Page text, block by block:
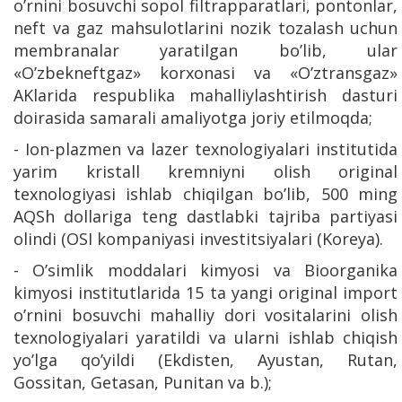
o’rnini bosuvchi sopol filtrapparatlari, pontonlar,
neft va gaz mahsulotlarini nozik tozalash uchun
membranalar yaratilgan bo’lib, ular
«O’zbekneftgaz» korxonasi va «O’ztransgaz»
AKlarida respublika mahalliylashtirish dasturi
doirasida samarali amaliyotga joriy etilmoqda;
- Ion-plazmen va lazer texnologiyalari institutida
yarim kristall kremniyni olish original
texnologiyasi ishlab chiqilgan bo’lib, 500 ming
AQSh dollariga teng dastlabki tajriba partiyasi
olindi (OSI kompaniyasi investitsiyalari (Koreya).
- O’simlik moddalari kimyosi va Bioorganika
kimyosi institutlarida 15 ta yangi original import
o’rnini bosuvchi mahalliy dori vositalarini olish
texnologiyalari yaratildi va ularni ishlab chiqish
yo’lga qo’yildi (Ekdisten, Ayustan, Rutan,
Gossitan, Getasan, Punitan va b.);